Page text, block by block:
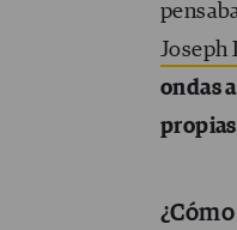
Joseph
ondas